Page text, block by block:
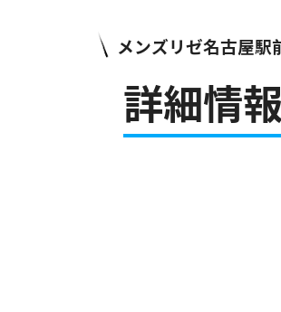
メンズリゼ名古屋駅
詳細情